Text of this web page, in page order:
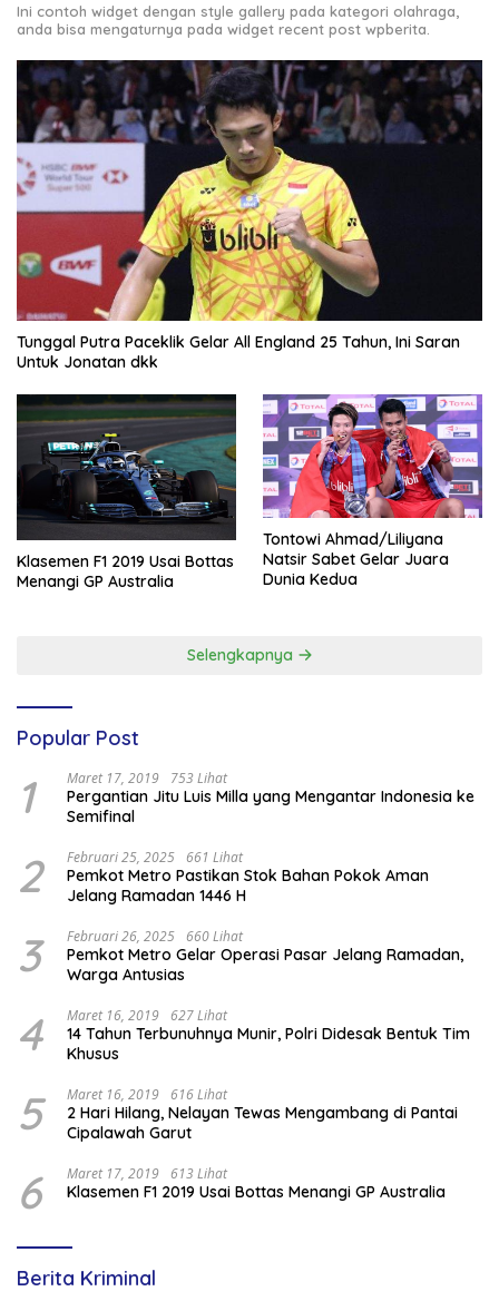
Ini contoh widget dengan style gallery pada kategori olahraga,
anda bisa mengaturnya pada widget recent post wpberita.
Tunggal Putra Paceklik Gelar All England 25 Tahun, Ini Saran
Untuk Jonatan dkk
Klasemen F1 2019 Usai Bottas
Menangi GP Australia
Tontowi Ahmad/Liliyana
Natsir Sabet Gelar Juara
Dunia Kedua
Selengkapnya
Popular Post
1 Maret 17, 2019 753 Lihat
Pergantian Jitu Luis Milla yang Mengantar Indonesia ke
Semifinal
2 Februari 25, 2025 661 Lihat
Pemkot Metro Pastikan Stok Bahan Pokok Aman
Jelang Ramadan 1446 H
3 Februari 26, 2025 660 Lihat
Pemkot Metro Gelar Operasi Pasar Jelang Ramadan,
Warga Antusias
4 Maret 16, 2019 627 Lihat
14 Tahun Terbunuhnya Munir, Polri Didesak Bentuk Tim
Khusus
5 Maret 16, 2019 616 Lihat
2 Hari Hilang, Nelayan Tewas Mengambang di Pantai
Cipalawah Garut
6 Maret 17, 2019 613 Lihat
Klasemen F1 2019 Usai Bottas Menangi GP Australia
Berita Kriminal